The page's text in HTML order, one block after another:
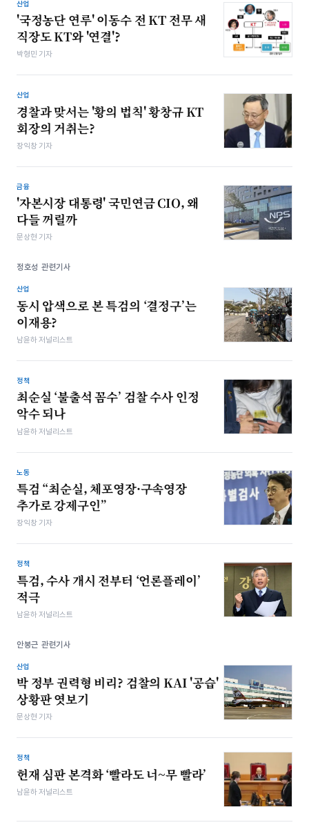
산업
'국정농단 연루' 이동수 전 KT 전무 새
직장도 KT와 '연결'?
박형민 기자
산업
경찰과 맞서는 '황의 법칙' 황창규 KT
회장의 거취는?
장익창 기자
금융
'자본시장 대통령' 국민연금 CIO, 왜
다들 꺼릴까
문상현 기자
정호성 관련기사
산업
동시 압색으로 본 특검의 ‘결정구’는
이재용?
남윤하 저널리스트
정책
최순실 ‘불출석 꼼수’ 검찰 수사 인정
악수 되나
남윤하 저널리스트
노동
특검 “최순실, 체포영장·구속영장
추가로 강제구인”
장익창 기자
정책
특검, 수사 개시 전부터 ‘언론플레이’
적극
남윤하 저널리스트
안봉근 관련기사
산업
박 정부 권력형 비리? 검찰의 KAI '공습'
상황판 엿보기
문상현 기자
정책
헌재 심판 본격화 ‘빨라도 너~무 빨라’
남윤하 저널리스트